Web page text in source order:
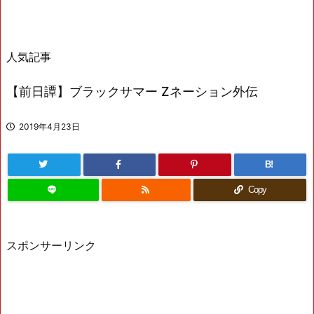
人気記事
【前日譚】ブラックサマー Zネーション外伝
2019年4月23日
B!
Copy
スポンサーリンク